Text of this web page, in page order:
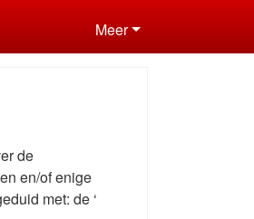
Meer
de
en/of enige
met: de ‘